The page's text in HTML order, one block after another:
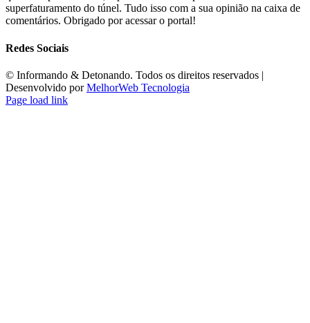
superfaturamento do túnel. Tudo isso com a sua opinião na caixa de
comentários. Obrigado por acessar o portal!
Redes Sociais
©️ Informando & Detonando. Todos os direitos reservados |
Desenvolvido porMelhorWeb Tecnologia
Page load link